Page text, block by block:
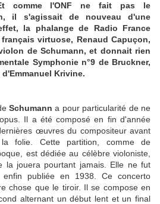
comme l'ONF ne fait pas le
il s'agissait de nouveau d'une
la phalange de Radio France
virtuose, Renaud Capuçon,
de Schumann, et donnait rien
Symphonie n°9 de Bruckner,
Krivine.
Schumann a pour particularité de ne
Il a été composé en fin d'année
œuvres du compositeur avant
folie. Cette partition, comme de
est dédiée au célèbre violoniste,
la jouera pourtant jamais. Elle ne fut
publiée en 1938. Ce concerto
chose que le tiroir. Il se compose en
alternant un début lent et un final